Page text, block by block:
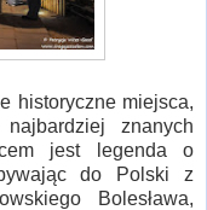
historyczne miejsca,
znanych
jest legenda o
do Polski z
Bolesława,